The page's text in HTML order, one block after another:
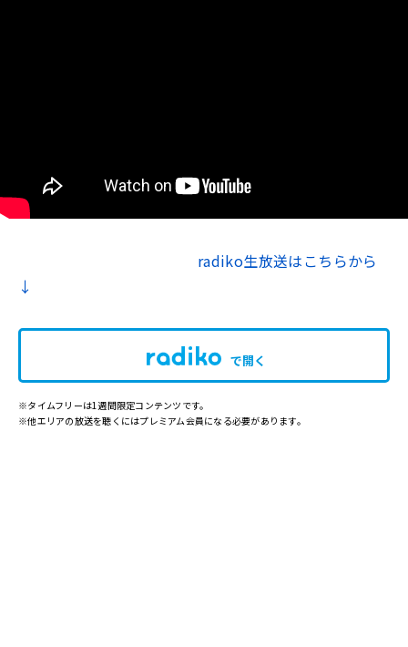
radiko生放送はこちらから
↓
で開く
※タイムフリーは1週間限定コンテンツです。
※他エリアの放送を聴くにはプレミアム会員になる必要があります。